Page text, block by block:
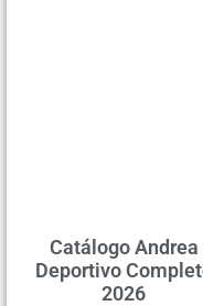
Catálogo Andrea
Deportivo
2026